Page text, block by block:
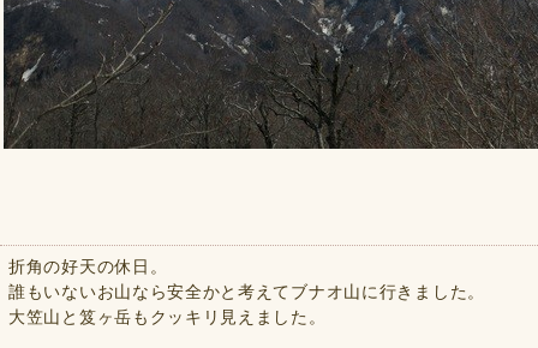
折角の好天の休日。
誰もいないお山なら安全かと考えてブナオ山に行きました。
大笠山と笈ヶ岳もクッキリ見えました。